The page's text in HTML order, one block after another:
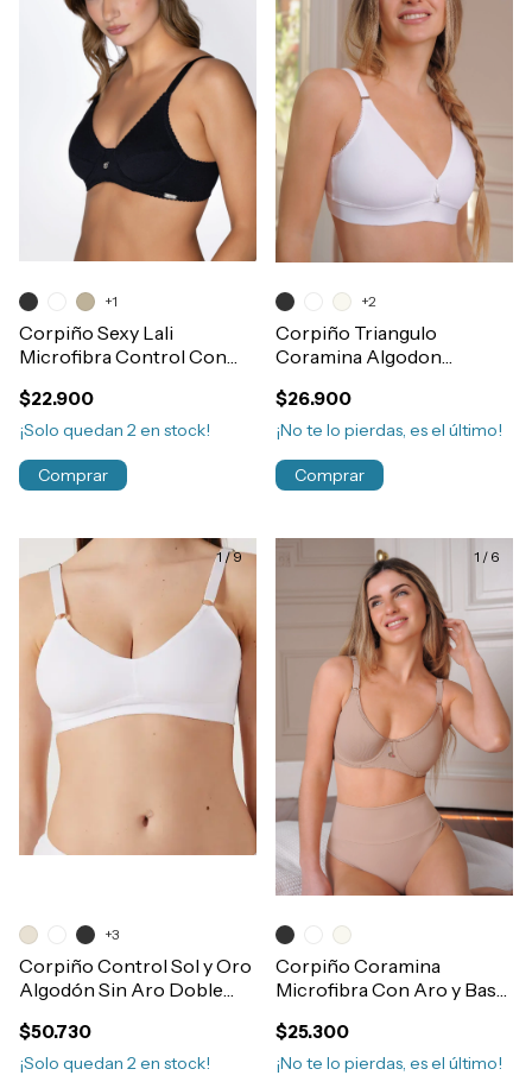
Corpiño Sexy Lali
Microfibra Control Con
$22.900
¡Solo quedan 2en stock!
+1
Comprar
Corpiño Triangulo
Coramina Algodon
T90/120 Art.462
$26.900
¡No te lo pierdas, es el último!
+2
Comprar
1/9
Corpiño Control Sol y Oro
Algodón Sin Aro Doble
$50.730
¡Solo quedan 2en stock!
+3
1 / 6
Corpiño Coramina
Microfibra Con Aro y Base
Art.368
$25.300
¡No te lo pierdas, es el último!